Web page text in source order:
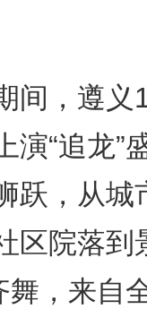
，遵义
演“追龙”
跃，从城
区院落到
舞，来自